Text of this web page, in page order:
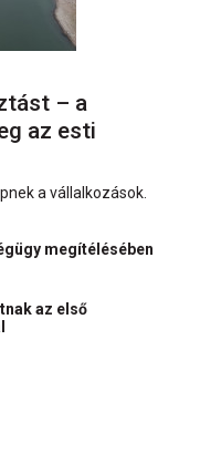
– a
az esti
a vállalkozások.
megítélésében
az első